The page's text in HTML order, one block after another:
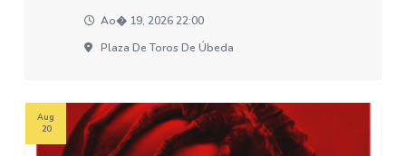
Ao� 19, 2026 22:00
Plaza De Toros De Úbeda
Aug
20